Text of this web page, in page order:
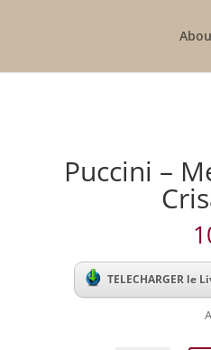
Puccini –
TELECHARGER le